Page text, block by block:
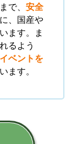
で、 安全
、国産や
ます。ま
るよう
イベントを
ます。